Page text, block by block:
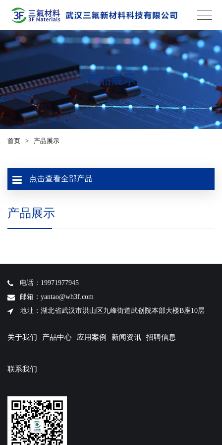
产品展示
首页 > 产品展示
点击查看全部产品
产品展示
电话：19971977945
邮箱：yantao@wh3f.com
地址：湖北省武汉市洪山区九峰街道武创院本部大楼B座10层
关于我们 产品中心 应用案例 新闻资讯 招聘信息
联系我们